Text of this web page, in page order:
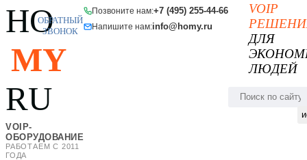
HO
MY
RU
VOIP-
ОБОРУДОВАНИЕ
РАБОТАЕМ С 2011
ГОДА
Позвоните нам:+7 (495) 255-44-66
Напишите нам:info@homy.ru
ОБРАТНЫЙ
ЗВОНОК
VOIP
ДЛЯ
ЛЮДЕЙ